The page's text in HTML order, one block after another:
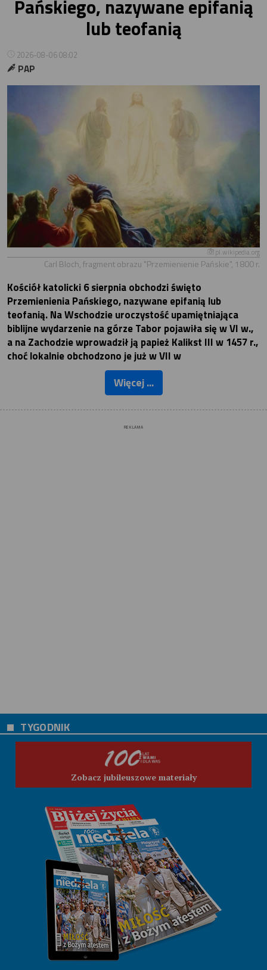
Pańskiego, nazywane epifanią
lub teofanią
2026-08-06 08:02
PAP
pl.wikipedia.org
Carl Bloch, fragment obrazu "Przemienienie Pańskie", 1800 r.
Kościół katolicki 6 sierpnia obchodzi święto
Przemienienia Pańskiego, nazywane epifanią lub
teofanią. Na Wschodzie uroczystość upamiętniająca
biblijne wydarzenie na górze Tabor pojawiła się w VI w.,
a na Zachodzie wprowadził ją papież Kalikst III w 1457 r.,
choć lokalnie obchodzono je już w VII w
Więcej ...
REKLAMA
TYGODNIK
Zobacz jubileuszowe materiały